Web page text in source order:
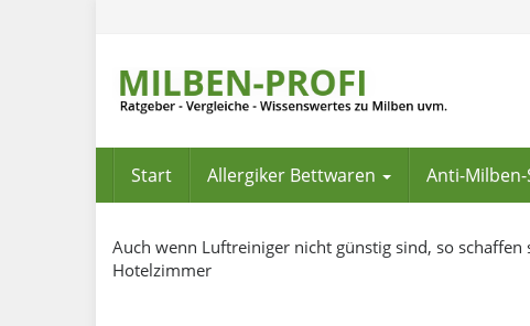
Start Allergiker Bettwaren Anti-
Auch wenn Luftreiniger nicht günstig sind, so
Hotelzimmer